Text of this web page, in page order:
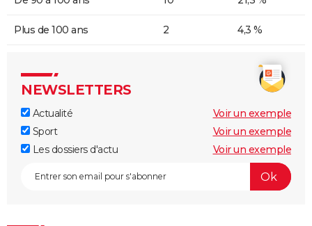
Plus de 100 ans 2 4,3 %
NEWSLETTERS
Actualité
Voir un exemple
Sport
Voir un exemple
Les dossiers d'actu
Voir un exemple